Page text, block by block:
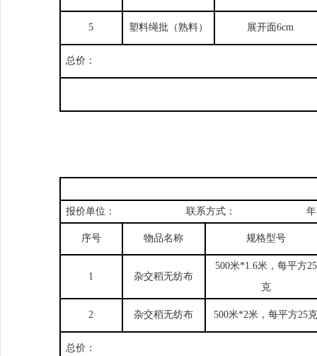
5 塑料绳批（熟料） 展开面6cm
总价：
报价单位： 联系方式： 年
序号 物品名称 规格型号
1 杂交稻无纺布
500米*1.6米，每平方25
克
2 杂交稻无纺布 500米*2米，每平方25克
总价：